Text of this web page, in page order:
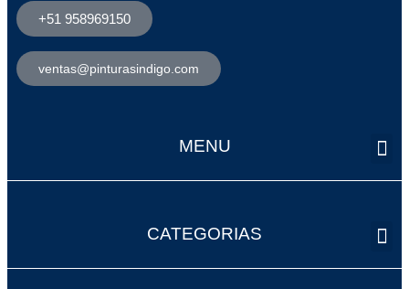
+51 958969150
ventas@pinturasindigo.com
MENU
CATEGORIAS